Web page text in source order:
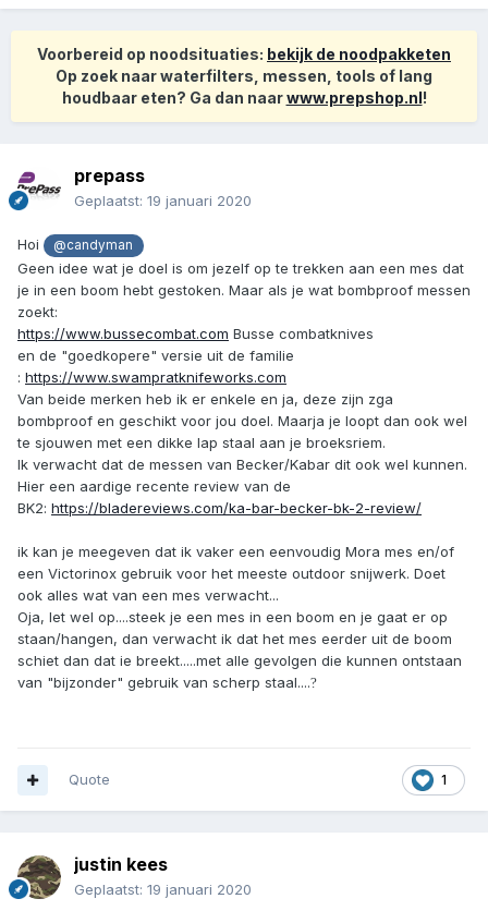
Voorbereid op noodsituaties: bekijk de noodpakketen
Op zoek naar waterfilters, messen, tools of lang
houdbaar eten? Ga dan naarwww.prepshop.nl!
prepass
Geplaatst: 19 januari 2020
Hoi @candyman
Geen idee wat je doel is om jezelf op te trekken aan een mes dat
je in een boom hebt gestoken. Maar als je wat bombproof messen
zoekt:
https://www.bussecombat.com Busse combatknives
en de "goedkopere" versie uit de familie
: https://www.swampratknifeworks.com
Van beide merken heb ik er enkele en ja, deze zijn zga
bombproof en geschikt voor jou doel. Maarja je loopt dan ook wel
te sjouwen met een dikke lap staal aan je broeksriem.
Ik verwacht dat de messen van Becker/Kabar dit ook wel kunnen.
Hier een aardige recente review van de
BK2: https://bladereviews.com/ka-bar-becker-bk-2-review/
ik kan je meegeven dat ik vaker een eenvoudig Mora mes en/of
een Victorinox gebruik voor het meeste outdoor snijwerk. Doet
ook alles wat van een mes verwacht...
Oja, let wel op....steek je een mes in een boom en je gaat er op
staan/hangen, dan verwacht ik dat het mes eerder uit de boom
schiet dan dat ie breekt.....met alle gevolgen die kunnen ontstaan
van "bijzonder" gebruik van scherp staal....?
1
Quote
justin kees
Geplaatst: 19 januari 2020